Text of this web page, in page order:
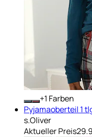
+ Farben
Pyjamaoberteil 1
s.Oliver
Aktueller Preis